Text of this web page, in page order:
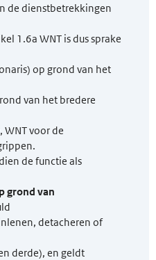
de dienstbetrekkingen
1.6a WNT is dus sprake
op grond van het
van het bredere
voor de
de functie als
grond van
detacheren of
derde), en geldt